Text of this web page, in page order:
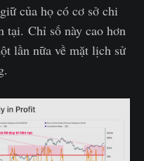
của họ có cơ sở chi
tại. Chỉ số này cao hơn
lần nữa về mặt lịch sử